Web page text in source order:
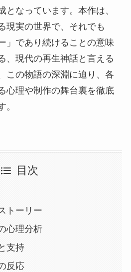
となっています。本作は、
現実の世界で、それでも
」であり続けることの意味
、現代の再生神話と言える
この物語の深淵に迫り、各
心理や制作の舞台裏を徹底
。
目次
トーリー
心理分析
支持
反応